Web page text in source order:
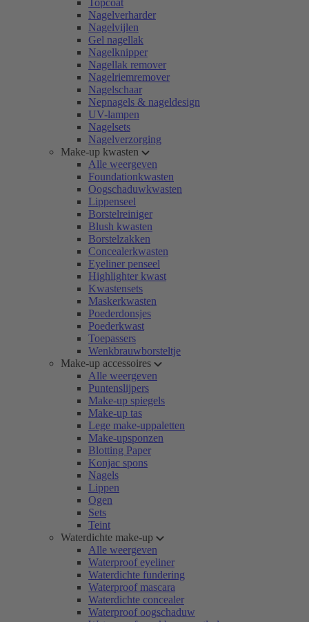
Topcoat
Nagelverharder
Nagelvijlen
Gel nagellak
Nagelknipper
Nagellak remover
Nagelriemremover
Nagelschaar
Nepnagels & nageldesign
UV-lampen
Nagelsets
Nagelverzorging
Make-up kwasten
Alle weergeven
Foundationkwasten
Oogschaduwkwasten
Lippenseel
Borstelreiniger
Blush kwasten
Borstelzakken
Concealerkwasten
Eyeliner penseel
Highlighter kwast
Kwastensets
Maskerkwasten
Poederdonsjes
Poederkwast
Toepassers
Wenkbrauwborsteltje
Make-up accessoires
Alle weergeven
Puntenslijpers
Make-up spiegels
Make-up tas
Lege make-uppaletten
Make-upsponzen
Blotting Paper
Konjac spons
Nagels
Lippen
Ogen
Sets
Teint
Waterdichte make-up
Alle weergeven
Waterproof eyeliner
Waterdichte fundering
Waterproof mascara
Waterdichte concealer
Waterproof oogschaduw